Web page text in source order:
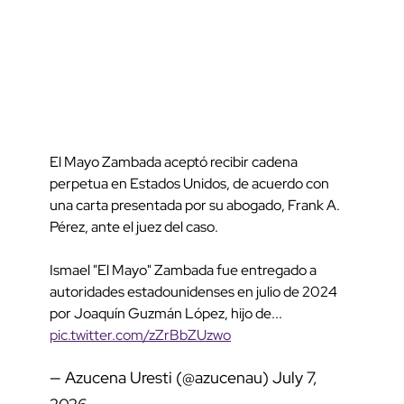
El Mayo Zambada aceptó recibir cadena
perpetua en Estados Unidos, de acuerdo con
una carta presentada por su abogado, Frank A.
Pérez, ante el juez del caso.
Ismael "El Mayo" Zambada fue entregado a
autoridades estadounidenses en julio de 2024
por Joaquín Guzmán López, hijo de...
pic.twitter.com/zZrBbZUzwo
— Azucena Uresti (@azucenau) July 7,